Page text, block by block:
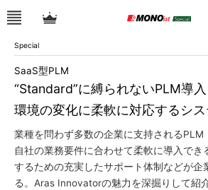
Special
“Standard”に縛られないPLM導
環境の変化に柔軟に対応するシス
SaaS型PLM
業種を問わず多数の企業に支持されるPLM
自社の業務要件に合わせて柔軟に導入でき
するための充実したサポート体制などが企
る。Aras Innovatorの魅力を深掘りして紹介